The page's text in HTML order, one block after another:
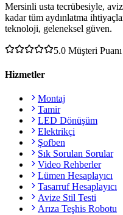
Mersinli usta tecrübesiyle,
kadar tüm aydınlatma
teknoloji, geleneksel güven.
5.0 Müşteri Puanı
Hizmetler
Montaj
Tamir
LED Dönüşüm
Elektrikçi
Şofben
Sık Sorulan Sorular
Video Rehberler
Lümen Hesaplayıcı
Tasarruf Hesaplayıcı
Avize Stil Testi
Arıza Teşhis Robotu